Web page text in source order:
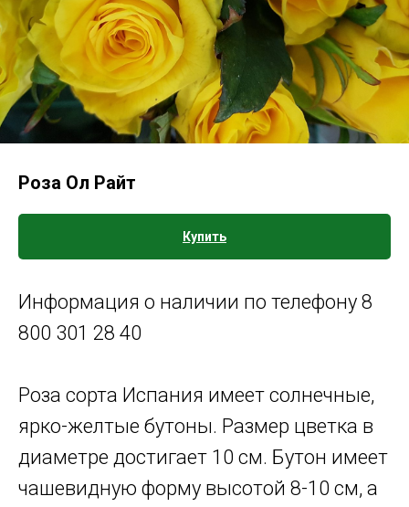
Роза Ол Райт
Купить
Информация о наличии по телефону 8
800 301 28 40
Роза сорта Испания имеет солнечные,
ярко-желтые бутоны. Размер цветка в
диаметре достигает 10 см. Бутон имеет
чашевидную форму высотой 8-10 см, а